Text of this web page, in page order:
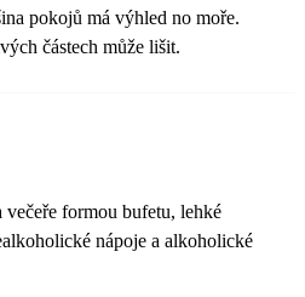
pokojů má výhled no moře.
částech může lišit.
formou bufetu, lehké
nápoje a alkoholické